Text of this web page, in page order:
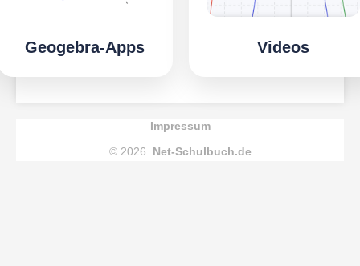
Geogebra-Apps Videos
Impressum
© 2026
Net-Schulbuch.de